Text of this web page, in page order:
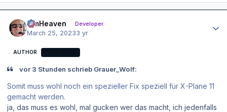
simHeaven Developer
March 25, 20233 yr
AUTHOR
vor 3 Stunden schrieb Grauer_Wolf:
Somit muss wohl noch ein spezieller Fix speziell für X-Plane 11
gemacht werden.
ja, das muss es wohl, mal gucken wer das macht, ich jedenfalls